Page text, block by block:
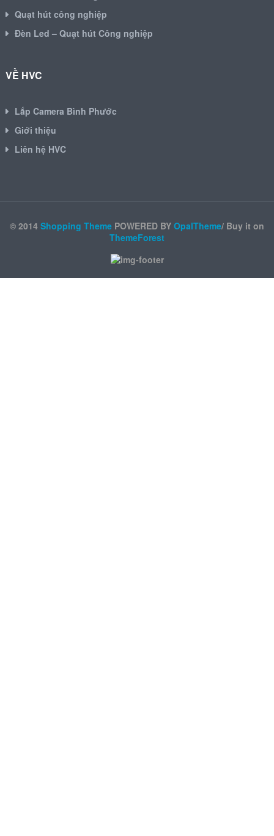
Quạt hút công nghiệp
Đèn Led – Quạt hút Công nghiệp
VỀ HVC
Lắp Camera Bình Phước
Giới thiệu
Liên hệ HVC
© 2014 Shopping Theme POWERED BY OpalTheme/ Buy it on
ThemeForest